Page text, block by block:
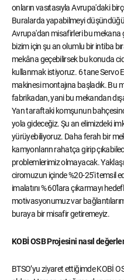
onların vasıtasıyla Avrupa'daki
Buralarda yapabilmeyi
Avrupa'dan misafirleri bu mekana
bizim için şu an olumlu bir intiba
mekâna geçebilirsek bu konuda
kullanmak istiyoruz. 6 tane Servo
makinesi montajına başladık. Bu
fabrikadan, yani bu mekandan
Yan taraftaki komşunun
yola gideceğiz. Şu an elimizdeki
yürüyebiliyoruz. Daha ferah bir
kamyonların rahatça girip
problemlerimiz olmayacak.
ciromuzun içinde %20-25'i temsil
imalatını % 60'lara çıkarmayı
motivasyonumuz var
buraya bir misafir getiremeyiz.
KOBİ OSB Projesini nasıl
BTSO’yu ziyaret ettiğimde KOBİ